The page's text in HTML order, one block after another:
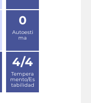
0
Autoesti
ma
4/4
Tempera
mento/Es
tabilidad